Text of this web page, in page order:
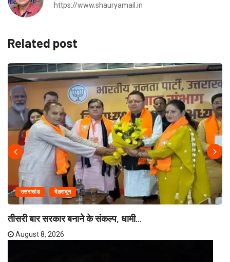
https://www.shauryamail.in
Related post
उत्तराखंड देहरादून
तीसरी बार सरकार बनाने के संकल्प, धामी...
August 8, 2026